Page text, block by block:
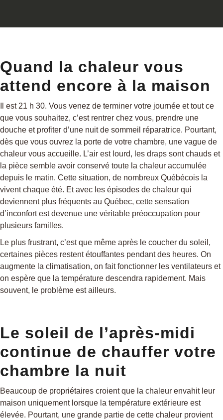
Quand la chaleur vous
attend encore à la maison
Il est 21 h 30. Vous venez de terminer votre journée et tout ce
que vous souhaitez, c’est rentrer chez vous, prendre une
douche et profiter d’une nuit de sommeil réparatrice. Pourtant,
dès que vous ouvrez la porte de votre chambre, une vague de
chaleur vous accueille. L’air est lourd, les draps sont chauds et
la pièce semble avoir conservé toute la chaleur accumulée
depuis le matin. Cette situation, de nombreux Québécois la
vivent chaque été. Et avec les épisodes de chaleur qui
deviennent plus fréquents au Québec, cette sensation
d’inconfort est devenue une véritable préoccupation pour
plusieurs familles.
Le plus frustrant, c’est que même après le coucher du soleil,
certaines pièces restent étouffantes pendant des heures. On
augmente la climatisation, on fait fonctionner les ventilateurs et
on espère que la température descendra rapidement. Mais
souvent, le problème est ailleurs.
Le soleil de l’après-midi
continue de chauffer votre
chambre la nuit
Beaucoup de propriétaires croient que la chaleur envahit leur
maison uniquement lorsque la température extérieure est
élevée. Pourtant, une grande partie de cette chaleur provient